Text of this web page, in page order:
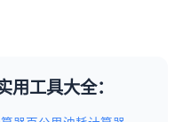
用工具大全：